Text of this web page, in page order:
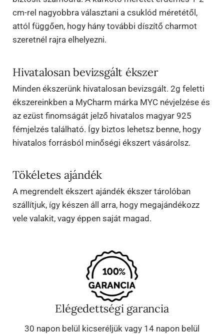
cm-rel nagyobbra választani a csuklód méretétől,
attól függően, hogy hány további díszítő charmot
szeretnél rajra elhelyezni.
Hivatalosan bevizsgált ékszer
Minden ékszerünk hivatalosan bevizsgált. 2g feletti
ékszereinkben a MyCharm márka MYC névjelzése és
az ezüst finomságát jelző hivatalos magyar 925
fémjelzés található. Így biztos lehetsz benne, hogy
hivatalos forrásból minőségi ékszert vásárolsz.
Tökéletes ajándék
A megrendelt ékszert ajándék ékszer tárolóban
szállítjuk, így készen áll arra, hogy megajándékozz
vele valakit, vagy éppen saját magad.
Elégedettségi garancia
30 napon belül kicseréljük vagy 14 napon belül